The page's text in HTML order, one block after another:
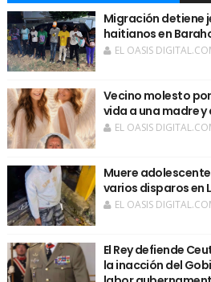
Migración detiene
haitianos en
EL OASIS
Vecino molesto
vida a una madre y
EL OASIS
Muere
varios disparos en
EL OASIS
El Rey defiende
la inacción del